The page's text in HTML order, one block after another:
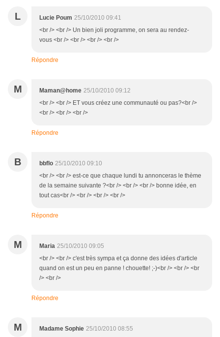
L Lucie Poum 25/10/2010 09:41
<br /> <br /> Un bien joli programme, on sera au rendez-
vous <br /> <br /> <br /> <br />
Répondre
M Maman@home 25/10/2010 09:12
<br /> <br /> ET vous créez une communauté ou pas?<br />
<br /> <br /> <br />
Répondre
B bbflo 25/10/2010 09:10
<br /> <br /> est-ce que chaque lundi tu annonceras le thème
de la semaine suivante ?<br /> <br /> <br /> bonne idée, en
tout cas<br /> <br /> <br /> <br />
Répondre
M Maria 25/10/2010 09:05
<br /> <br /> c'est très sympa et ça donne des idées d'article
quand on est un peu en panne ! chouette! ;-)<br /> <br /> <br
/> <br />
Répondre
M Madame Sophie 25/10/2010 08:55